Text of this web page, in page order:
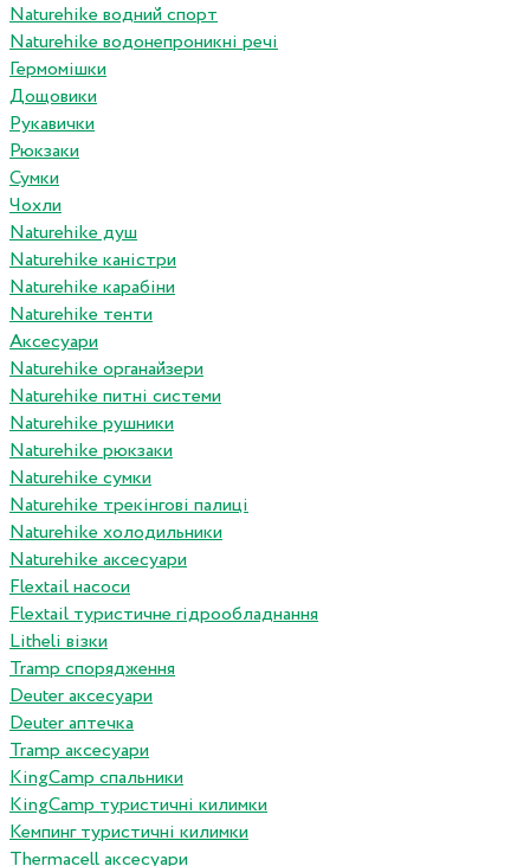
Naturehike водний спорт
Naturehike водонепроникні речі
Гермомішки
Дощовики
Рукавички
Рюкзаки
Сумки
Чохли
Naturehike душ
Naturehike каністри
Naturehike карабіни
Naturehike тенти
Аксесуари
Naturehike органайзери
Naturehike питні системи
Naturehike рушники
Naturehike рюкзаки
Naturehike сумки
Naturehike трекінгові палиці
Naturehike холодильники
Naturehike аксесуари
Flextail насоси
Flextail туристичне гідрообладнання
Litheli візки
Tramp спорядження
Deuter аксесуари
Deuter аптечка
Tramp аксесуари
KingCamp спальники
KingCamp туристичні килимки
Кемпинг туристичні килимки
Thermacell аксесуари